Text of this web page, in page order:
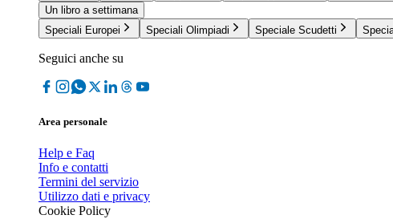
Un libro a settimana
Speciali Europei
Speciali Olimpiadi Speciale Scudetti
Seguici anche su
Area personale
Help e Faq
Info e contatti
Termini del servizio
Utilizzo dati e privacy
Cookie Policy